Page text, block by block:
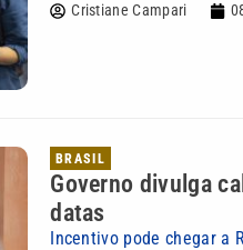
Cristiane Campari
BRASIL
Governo divulga
datas
Incentivo pode chegar a